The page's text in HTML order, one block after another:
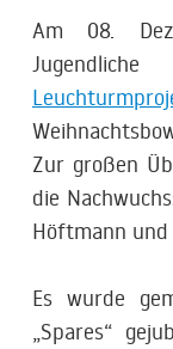
Am 08.
Zur großen
die
Höftmann
Es wurde
„Spares“